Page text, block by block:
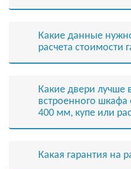
Какие данные
расчета стоимости
Какие двери лучше
встроенного шкафа
400 мм, купе или
Какая гарантия на